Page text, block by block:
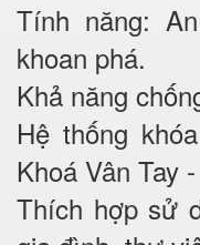
Tính năng:
khoan phá.
Khả năng
Hệ thống
Khoá Vân Tay
Thích hợp sử